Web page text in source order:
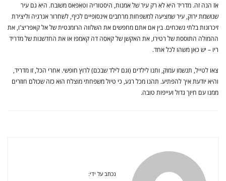
אז הנה זה. מדריד היא לא רק עיר של אמנות, היסטוריה וטאפאס משובח. היא גם עיר
שנושמת ירוק, עיר שמציעה למשפחות מרחבים אינסופיים לכיף, לשחרור אנרגיה וליצירת
זיכרונות בלתי נשכחים. בין אם אתם מחפשים את השלווה הרומנטית של אל קאפריצ'ו, את
ההמולה התוססת של רטירו, את האקשן של קאסה דה קאמפו או את החדשנות של מדריד
ריו – יש כאן משהו לכל אחד.
צאו לטייל, תנשמו עמוק, ותנו לילדים (וגם לילד שבכם) לרוץ חופשי. אחרי הכל, זו מדריד,
והיא יודעת איך להפתיע. תהנו מכל רגע, כי טיול משפחתי מוצלח הוא כזה שכולם חוזרים
ממנו עם חיוך גדול ועייפות טובה.
נכתב על ידי: